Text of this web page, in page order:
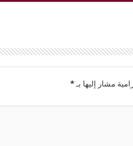
مشار إليها بـ*